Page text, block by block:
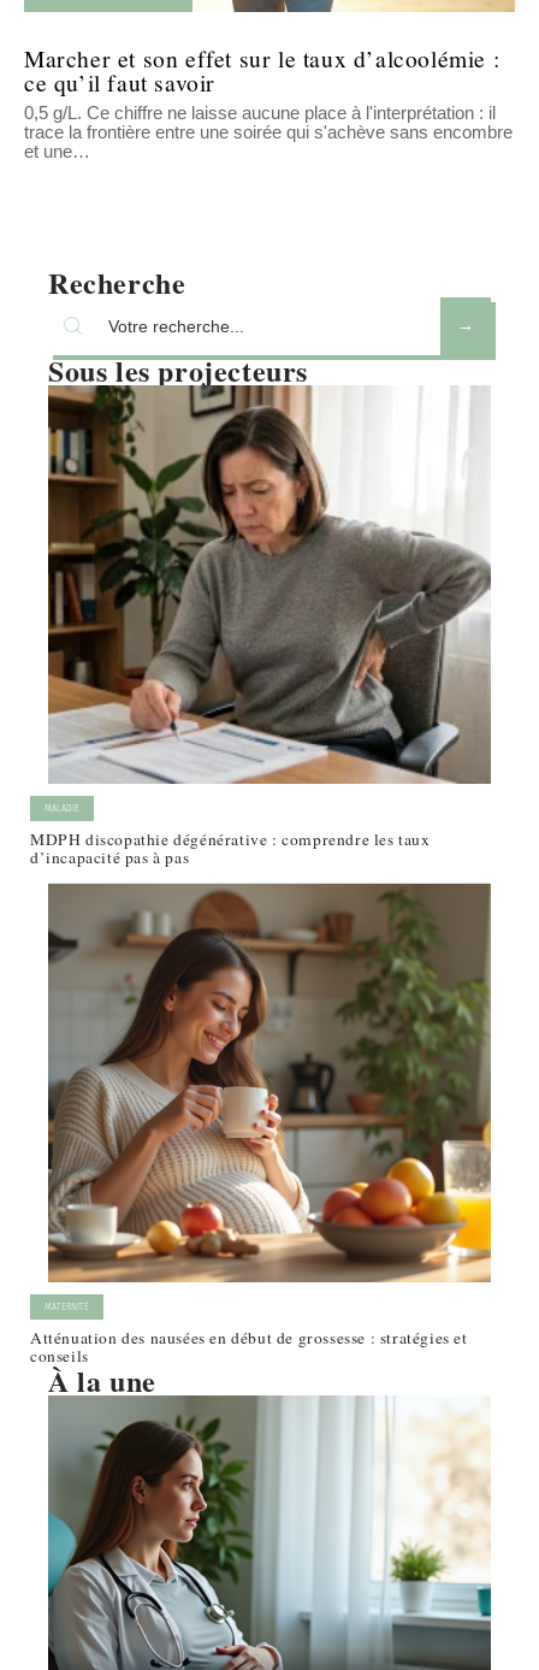
Marcher et son effet sur le taux d’alcoolémie :
ce qu’il faut savoir
0,5 g/L. Ce chiffre ne laisse aucune place à l'interprétation : il
trace la frontière entre une soirée qui s'achève sans encombre
et une…
Recherche
Sous les projecteurs
MALADIE
MDPH discopathie dégénérative : comprendre les taux
d’incapacité pas à pas
MATERNITÉ
Atténuation des nausées en début de grossesse : stratégies et
conseils
À la une